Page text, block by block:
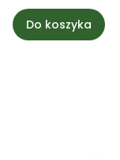
Do koszyka